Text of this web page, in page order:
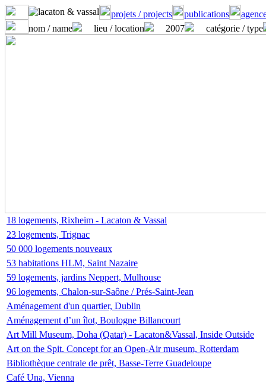
projets / projects publications
nom / name
lieu / location 2007 catégorie / type
18 logements, Rixheim - Lacaton & Vassal
23 logements, Trignac
50 000 logements nouveaux
53 habitations HLM, Saint Nazaire
59 logements, jardins Neppert, Mulhouse
96 logements, Chalon-sur-Saône / Prés-Saint-Jean
Aménagement d'un quartier, Dublin
Aménagement d’un îlot, Boulogne Billancourt
Art Mill Museum, Doha (Qatar) - Lacaton&Vassal, Inside Outside
Art on the Spit. Concept for an Open-Air museum, Rotterdam
Bibliothèque centrale de prêt, Basse-Terre Guadeloupe
Café Una, Vienna